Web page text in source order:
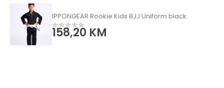
IPPONGEAR Rookie Kids BJJ Uniform black
od 5
158,20 KM